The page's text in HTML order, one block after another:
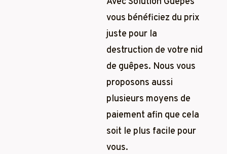
vous bénéficiez du prix
juste pour la
destruction de votre nid
de guêpes. Nous vous
proposons aussi
plusieurs moyens de
paiement afin que cela
soit le plus facile pour
vous.